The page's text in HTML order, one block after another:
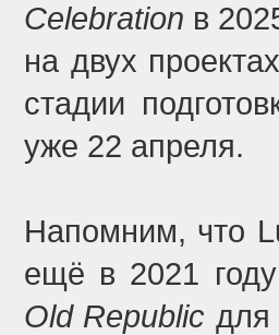
Celebration в
на двух
стадии
уже 22 апреля.
Напомним, что
ещё в 2021
Old Republic для